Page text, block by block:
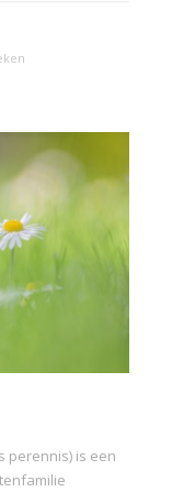
perennis) is een